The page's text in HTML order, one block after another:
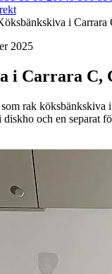
i Carrara
2025
i Carrara C,
rak köksbänkskiva
och en separat